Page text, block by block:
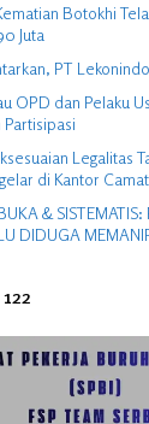
Botokhi
Juta
PT
OPD dan Pelaku
Legalitas
di Kantor
& SISTEMATIS:
DIDUGA
122